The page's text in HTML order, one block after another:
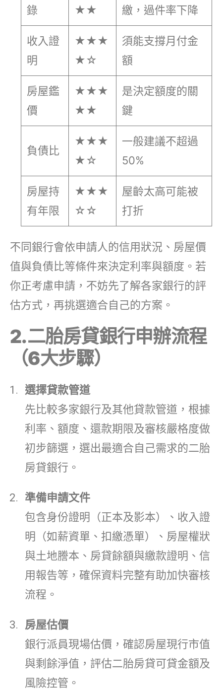
錄 ★★ 繳，過件率下降
收入證
明
★★★
★☆
須能支撐月付金
額
房屋鑑
價
★★★
★★
是決定額度的關
鍵
負債比
★★★
★☆
一般建議不超過
50%
房屋持
有年限
★★★
☆☆
屋齡太高可能被
打折
不同銀行會依申請人的信用狀況、房屋價
值與負債比等條件來決定利率與額度。若
你正考慮申請，不妨先了解各家銀行的評
估方式，再挑選適合自己的方案。
2.二胎房貸銀行申辦流程
（6大步驟）
選擇貸款管道
先比較多家銀行及其他貸款管道，根據
利率、額度、還款期限及審核嚴格度做
初步篩選，選出最適合自己需求的二胎
房貸銀行。
準備申請文件
包含身份證明（正本及影本）、收入證
明（如薪資單、扣繳憑單）、房屋權狀
與土地謄本、房貸餘額與繳款證明、信
用報告等，確保資料完整有助加快審核
流程。
房屋估價
銀行派員現場估價，確認房屋現行市值
與剩餘淨值，評估二胎房貸可貸金額及
風險控管。